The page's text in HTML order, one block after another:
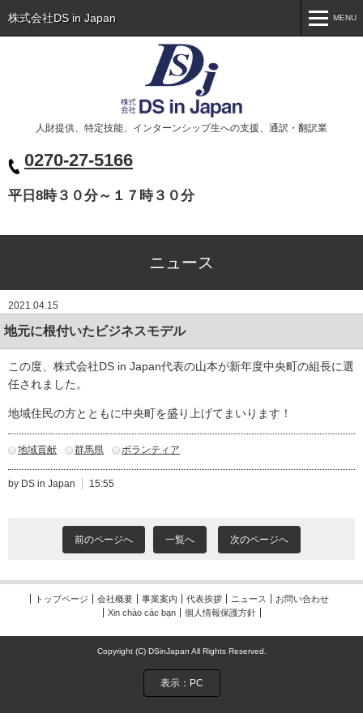
株式会社DS in Japan
人財提供、特定技能、インターンシップ生への支援、通訳・翻訳業
0270-27-5166
平日8時３０分～１７時３０分
MENU
MENU
事業案内Business
Greeting
ニュース
2021.04.15
地元に根付いたビジネスモデル
この度、株式会社DS in Japan代表の山本が新年度中央町の組長に選
任されました。
地域住民の方とともに中央町を盛り上げてまいります！
地域貢献 群馬県 ボランティア
by DS in Japan 15:55
前のページへ 一覧へ 次のページへ
トップページ 会社概要 事業案内 代表挨拶 ニュース
お問い合わせ
Xin chào các bạn
個人情報保護方針
Copyright (C) DSinJapan All Rights Reserved.
表示：PC